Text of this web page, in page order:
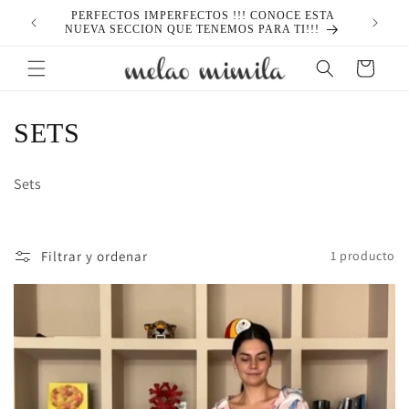
directamente
al contenido
PERFECTOS IMPERFECTOS !!! CONOCE ESTA
NUEVA SECCION QUE TENEMOS PARA TI!!!
Carrito
C
i
SETS
Sets
Filtrar y ordenar 1 producto